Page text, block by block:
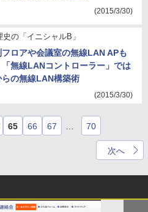
(2015/3/30)
史の「イニシャルB」
ロアや会議室の無線LAN APも
無線LANコントローラー」では
の無線LAN構築術
(2015/3/30)
65 66 67 70
次へ